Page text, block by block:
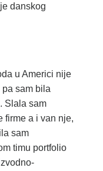
danskog
u Americi nije
sam bila
Slala sam
firme a i van nje,
sam
timu portfolio